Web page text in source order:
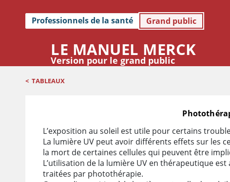
Professionnels de la santé Grand public
LE MANUEL MERCK
Version pour le grand public
< TABLEAUX
Photothérapie : La lumière ultraviolette pour traiter
L’exposition au soleil est utile pour certains
La lumière UV peut avoir différents effets sur les
la mort de certaines cellules qui peuvent être
L’utilisation de la lumière UV en thérapeutique
traitées par photothérapie.